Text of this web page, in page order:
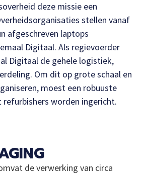
deze missie een
stellen vanaf
afgeschreven laptops
Digitaal. Als regievoerder
Digitaal de gehele logistiek,
Om dit op grote schaal en
moest een robuuste
worden ingericht.
de verwerking van circa